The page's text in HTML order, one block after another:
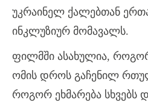
უკრაინელ ქალებთან
ინკლუზიურ მომავალს.
ფილმში ასახულია,
ომის დროს გაჩენილ
როგორ ეხმარება